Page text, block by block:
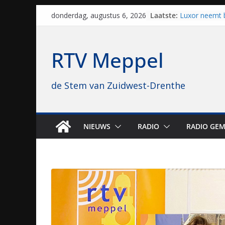
donderdag, augustus 6, 2026 Laatste: Luxor neemt
van vissport:
regio is goed
Al dertig jaar
RTV Meppel
de Stem van Zuidwest-Drenthe
NIEUWS RADIO RADIO